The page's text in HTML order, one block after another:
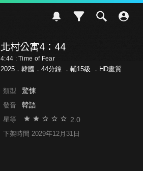
北村公寓4：44
4:44 : Time of Fear
2025．韓國．44分鐘 ． 輔15級 ．HD畫質
類型 驚悚
發音 韓語
星等 2.0
下架時間 2029年12月31日